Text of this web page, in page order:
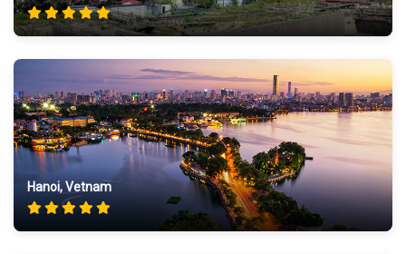
Hanoi, Vetnam